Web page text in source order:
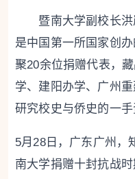
暨南大学副校长洪
是中国第一所国家创
聚20余位捐赠代表，
学、建阳办学、广州
研究校史与侨史的一手
5月28日，广东广州，
南大学捐赠十封抗战